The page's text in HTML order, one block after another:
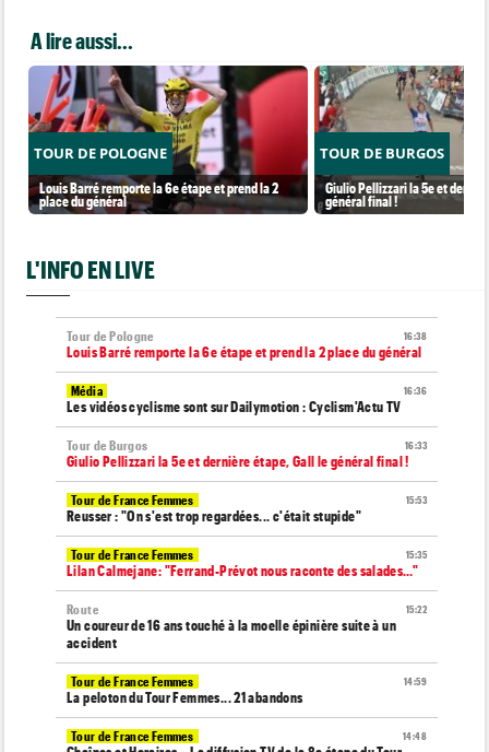
A lire aussi...
TOUR DE POLOGNE
Louis Barré remporte la 6e étape et prend la 2
place du général
TOUR DE BURGOS
Giulio Pellizzari la 5e et
général final !
L'INFO EN LIVE
16:38
Tour de Pologne
Louis Barré remporte la 6e étape et prend la 2 place du général
16:36
Média
Les vidéos cyclisme sont sur Dailymotion : Cyclism'Actu TV
16:33
Tour de Burgos
Giulio Pellizzari la 5e et dernière étape, Gall le général final !
15:53
Tour de France Femmes
Reusser : "On s'est trop regardées... c'était stupide"
15:35
Tour de France Femmes
Lilan Calmejane: "Ferrand-Prévot nous raconte des salades…"
15:22
Route
Un coureur de 16 ans touché à la moelle épinière suite à un
accident
14:59
Tour de France Femmes
La peloton du Tour Femmes... 21 abandons
14:48
Tour de France Femmes